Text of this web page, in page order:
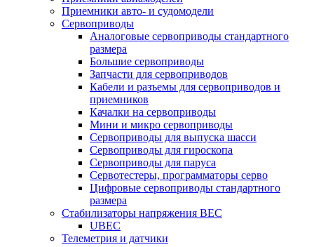
Приемники авто- и судомодели
Сервоприводы
Аналоговые сервоприводы стандартного
размера
Большие сервоприводы
Запчасти для сервоприводов
Кабели и разъемы для сервоприводов и
приемников
Качалки на сервоприводы
Мини и микро сервоприводы
Сервоприводы для выпуска шасси
Сервоприводы для гироскопа
Сервоприводы для паруса
Сервотестеры, программаторы серво
Цифровые сервоприводы стандартного
размера
Стабилизаторы напряжения BEC
UBEC
Телеметрия и датчики